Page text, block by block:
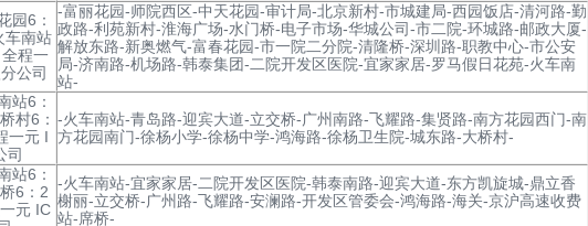
园6：
车南站
程一
公司
-富丽花园-师院西区-中天花园-审计局-北京新村-市城建局-西园饭店-清河路-勤
政路-利苑新村-淮海广场-水门桥-电子市场-华城公司-市二院-环城路-邮政大厦-
解放东路-新奥燃气-富春花园-市一院二分院-清隆桥-深圳路-职教中心-市公安
局-济南路-机场路-韩泰集团-二院开发区医院-宜家家居-罗马假日花苑-火车南
站-
站6：
村6：
一元 I
司
-火车南站-青岛路-迎宾大道-立交桥-广州南路-飞耀路-集贤路-南方花园西门-南
方花园南门-徐杨小学-徐杨中学-鸿海路-徐杨卫生院-城东路-大桥村-
站6：
6：2
元 IC
-火车南站-宜家家居-二院开发区医院-韩泰南路-迎宾大道-东方凯旋城-鼎立香
榭丽-立交桥-广州路-飞耀路-安澜路-开发区管委会-鸿海路-海关-京沪高速收费
站-席桥-